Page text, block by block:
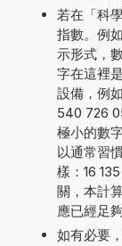
若在「科
指數。例
示形式，
字在這裡
設備，例
540 726
極小的數
以通常習
樣：16
關，本計
應已經足
如有必要